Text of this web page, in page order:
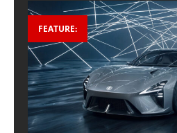
FEATURE: